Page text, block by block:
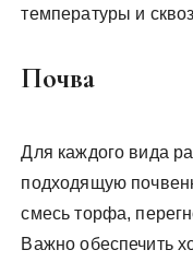
температуры и
Почва
Для каждого вида
подходящую
смесь торфа,
Важно обеспечить